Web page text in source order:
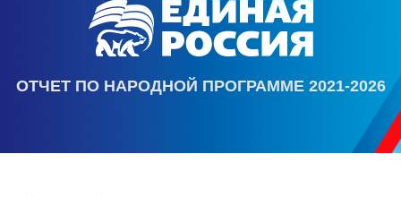
ОТЧЕТ ПО НАРОДНОЙ ПРОГРАММЕ 2021-2026